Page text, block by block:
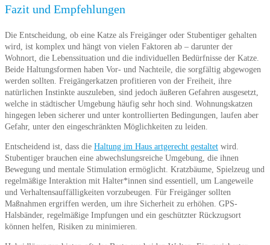
Fazit und Empfehlungen
Die Entscheidung, ob eine Katze als Freigänger oder Stubentiger gehalten
wird, ist komplex und hängt von vielen Faktoren ab – darunter der
Wohnort, die Lebenssituation und die individuellen Bedürfnisse der Katze.
Beide Haltungsformen haben Vor- und Nachteile, die sorgfältig abgewogen
werden sollten. Freigängerkatzen profitieren von der Freiheit, ihre
natürlichen Instinkte auszuleben, sind jedoch äußeren Gefahren ausgesetzt,
welche in städtischer Umgebung häufig sehr hoch sind. Wohnungskatzen
hingegen leben sicherer und unter kontrollierten Bedingungen, laufen aber
Gefahr, unter den eingeschränkten Möglichkeiten zu leiden.
Entscheidend ist, dass die Haltung im Haus artgerecht gestaltet wird.
Stubentiger brauchen eine abwechslungsreiche Umgebung, die ihnen
Bewegung und mentale Stimulation ermöglicht. Kratzbäume, Spielzeug und
regelmäßige Interaktion mit Halter*innen sind essentiell, um Langeweile
und Verhaltensauffälligkeiten vorzubeugen. Für Freigänger sollten
Maßnahmen ergriffen werden, um ihre Sicherheit zu erhöhen. GPS-
Halsbänder, regelmäßige Impfungen und ein geschützter Rückzugsort
können helfen, Risiken zu minimieren.